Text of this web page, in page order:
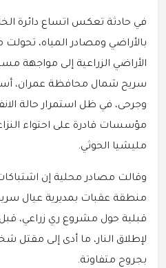
في حادثة تعكس اتساع دائرة
بالأراضي ومصادر المياه،
الأراضي الزراعية إلى مواجهة
سريح شمال محافظة عمران،
وجرحى، في ظل استمرار حالة
مؤسسات قادرة على احتواء
مليشيا الحوثي.
وقالت مصادر محلية إن
منطقة عقبات بمديرية عيال
قبلية حول مشروع ري زراعي، قبل
لإطلاق النار، ما أدى إلى مقتل
بجروح متفاوتة.